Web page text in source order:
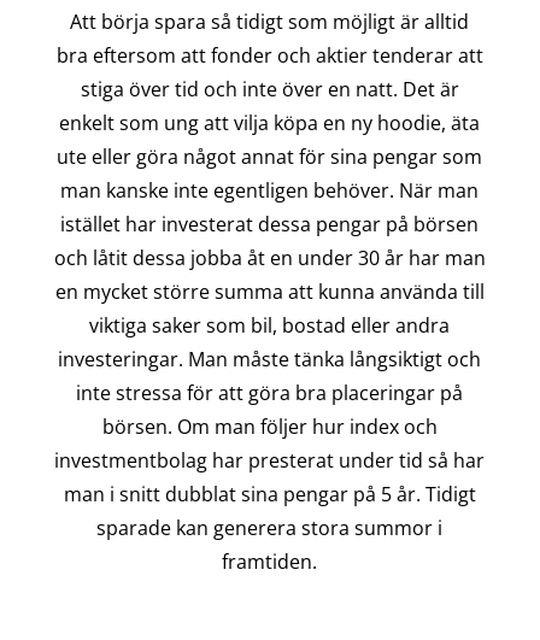
Att börja spara så tidigt som möjligt är alltid
bra eftersom att fonder och aktier tenderar att
stiga över tid och inte över en natt. Det är
enkelt som ung att vilja köpa en ny hoodie, äta
ute eller göra något annat för sina pengar som
man kanske inte egentligen behöver. När man
istället har investerat dessa pengar på börsen
och låtit dessa jobba åt en under 30 år har man
en mycket större summa att kunna använda till
viktiga saker som bil, bostad eller andra
investeringar. Man måste tänka långsiktigt och
inte stressa för att göra bra placeringar på
börsen. Om man följer hur index och
investmentbolag har presterat under tid så har
man i snitt dubblat sina pengar på 5 år. Tidigt
sparade kan generera stora summor i
framtiden.